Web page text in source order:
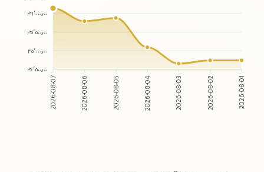
٣٦٬٠٠٠٫٠٠
٣٥٬٥٠٠٫٠٠
٣٥٬٠٠٠٫٠٠
٣٤٬٥٠٠٫٠٠
2026-08-07 2026-08-06 2026-08-05 2026-08-04 2026-08-03 2026-08-02 2026-08-01